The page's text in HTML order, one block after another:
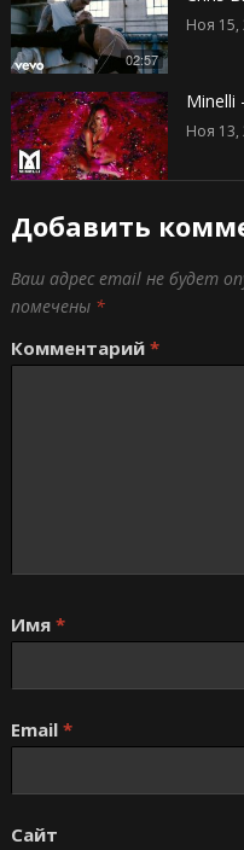
02:57
Ноя 15,
Minelli
Ноя 13,
Добавить
Ваш адрес email не будет
помечены *
Комментарий *
Имя *
Email *
Сайт